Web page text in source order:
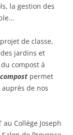
la gestion des
de classe,
jardins et
compost à
permet
de nos
Collège Joseph